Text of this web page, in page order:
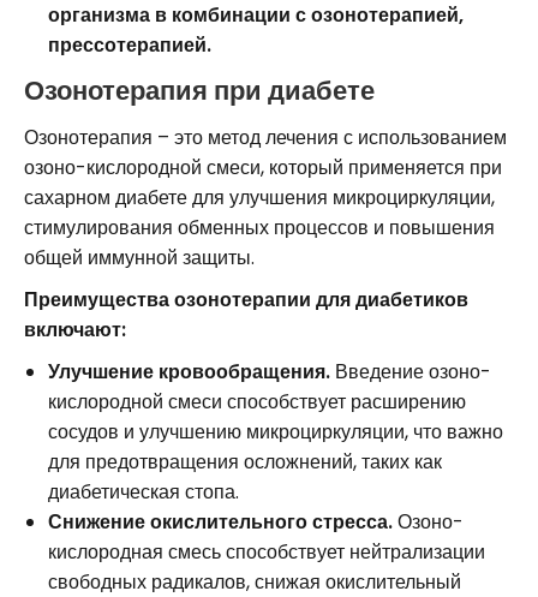
организма в комбинации с озонотерапией,
прессотерапией.
Озонотерапия при диабете
Озонотерапия – это метод лечения с использованием
озоно-кислородной смеси, который применяется при
сахарном диабете для улучшения микроциркуляции,
стимулирования обменных процессов и повышения
общей иммунной защиты.
Преимущества озонотерапии для диабетиков
включают:
Улучшение кровообращения. Введение озоно-
кислородной смеси способствует расширению
сосудов и улучшению микроциркуляции, что важно
для предотвращения осложнений, таких как
диабетическая стопа.
Снижение окислительного стресса.Озоно-
кислородная смесь способствует нейтрализации
свободных радикалов, снижая окислительный